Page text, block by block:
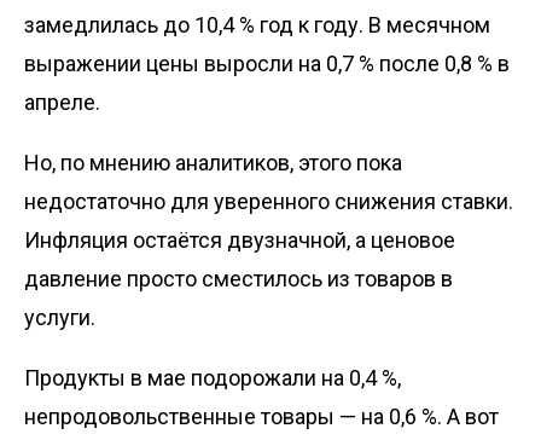
замедлилась до 10,4 % год к году. В месячном
выражении цены выросли на 0,7 % после 0,8 % в
апреле.
Но, по мнению аналитиков, этого пока
недостаточно для уверенного снижения ставки.
Инфляция остаётся двузначной, а ценовое
давление просто сместилось из товаров в
услуги.
Продукты в мае подорожали на 0,4 %,
непродовольственные товары — на 0,6 %. А вот